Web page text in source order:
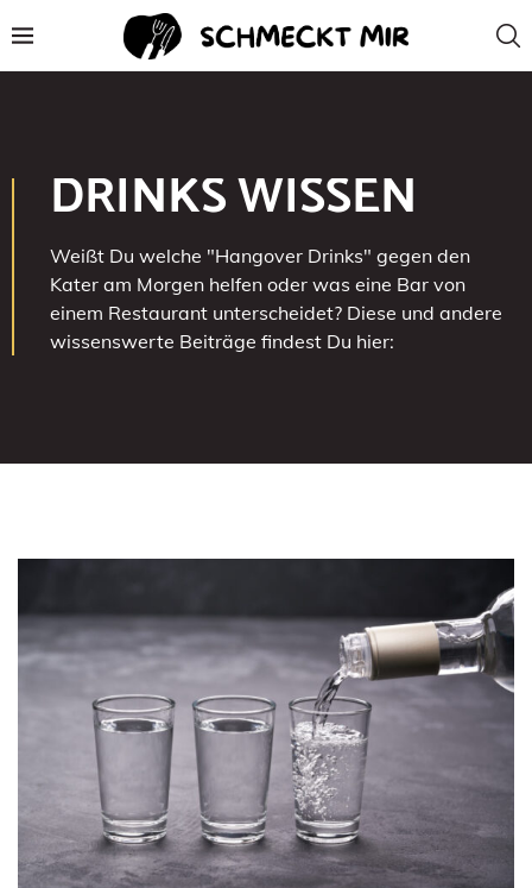
DRINKS WISSEN
Weißt Du welche "Hangover Drinks" gegen den
Kater am Morgen helfen oder was eine Bar von
einem Restaurant unterscheidet? Diese und andere
wissenswerte Beiträge findest Du hier: